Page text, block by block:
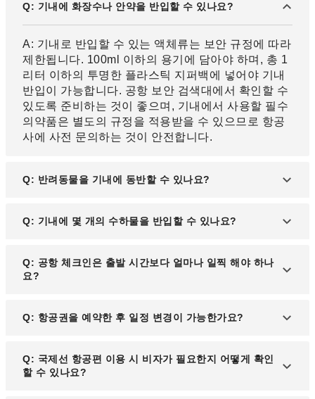
Q: 기내에 화장수나 안약을 반입할 수 있나요?
A: 기내로 반입할 수 있는 액체류는 보안 규정에 따라
제한됩니다. 100ml 이하의 용기에 담아야 하며, 총 1
리터 이하의 투명한 플라스틱 지퍼백에 넣어야 기내
반입이 가능합니다. 공항 보안 검색대에서 확인할 수
있도록 준비하는 것이 좋으며, 기내에서 사용할 필수
의약품은 별도의 규정을 적용받을 수 있으므로 항공
사에 사전 문의하는 것이 안전합니다.
Q: 반려동물을 기내에 동반할 수 있나요?
A: 일부 항공사는 소형견과 고양이 등의 반려동물 기
아닌 화물칸에서 운송되며, 항공사마다 반려동물 운
송 규정이 다를 수 있으므로 사전에 확인하는 것이 중
야 합니다.
Q: 기내에 몇 개의 수하물을 반입할 수 있나요?
A: 일반적으로 기내 반입 수하물은 하나의 메인 가방
(캐리어 또는 백팩)과 소형 개인 물품(핸드백, 노트북
인해 추가 수하물은 위탁해야 할 수도 있습니다. 특히
니다.
Q: 공항 체크인은 출발 시간보다 얼마나 일찍 해야 하나
요?
A: 일반적으로 국제선 항공편의 경우 출발 2~3시간
는 경우가 많으며, 이를 이용하면 공항에서 시간을 절
약할 수 있습니다. 성수기나 혼잡한 시간대에는 보안
Q: 항공권을 예약한 후 일정 변경이 가능한가요?
A: 항공권 변경 가능 여부는 구매한 항공권의 요금제
와 항공사 규정에 따라 다릅니다. 일반적으로 저가 항
Q: 국제선 항공편 이용 시 비자가 필요한지 어떻게 확인
할 수 있나요?